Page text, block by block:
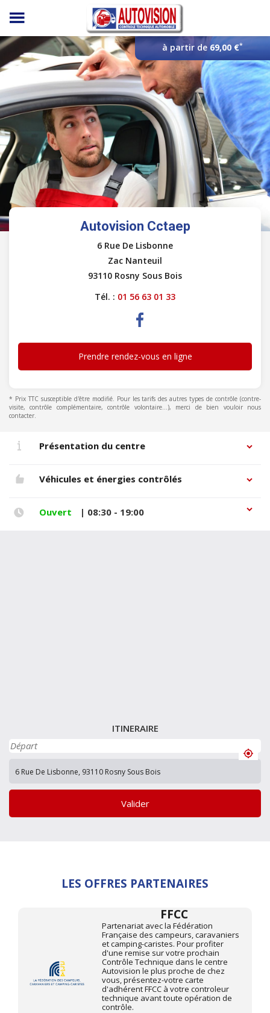
Panneau de gestion des cookies
à partir de69,00 €*
Autovision Cctaep
6 Rue De Lisbonne
Zac Nanteuil
93110 Rosny Sous Bois
Tél. : 01 56 63 01 33
Prendre rendez-vous en ligne
* Prix TTC susceptible d'être modifié. Pour les tarifs des autres types de contrôle (contre-
visite, contrôle complémentaire, contrôle volontaire...), merci de bien vouloir nous
contacter.
Présentation du centre
Véhicules et énergies contrôlés
Ouvert | 08:30 - 19:00
ITINERAIRE
Valider
LES OFFRES PARTENAIRES
FFCC
Partenariat avec la Fédération
Française des campeurs, caravaniers
et camping-caristes. Pour profiter
d'une remise sur votre prochain
Contrôle Technique dans le centre
Autovision le plus proche de chez
vous, présentez-votre carte
d'adhérent FFCC à votre controleur
technique avant toute opération de
contrôle.